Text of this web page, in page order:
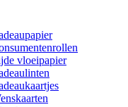
vloeipapier